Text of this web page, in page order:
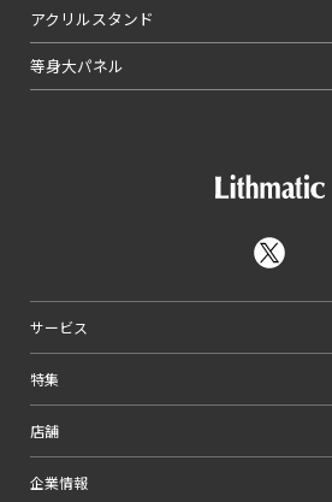
アクリルスタンド
等身大パネル
サービス
特集
店舗
企業情報